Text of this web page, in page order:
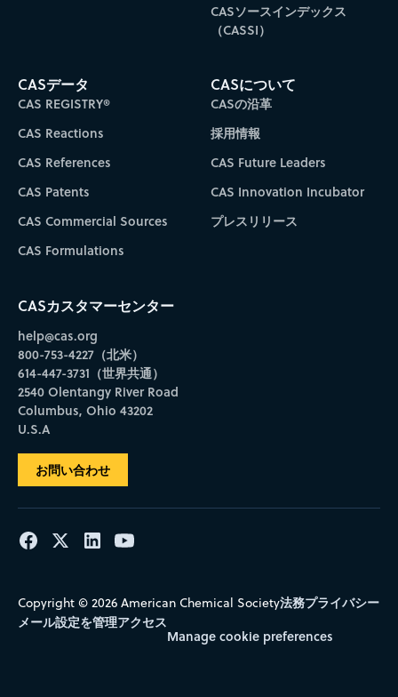
CASソースインデックス
（CASSI）
CASデータ
CAS REGISTRY®
CAS Reactions
CAS References
CAS Patents
CAS Commercial Sources
CAS Formulations
CASについて
CASの沿革
採用情報
CAS Future Leaders
CAS Innovation Incubator
プレスリリース
CASカスタマーセンター
help@cas.org
800-753-4227（北米）
614-447-3731（世界共通）
2540 Olentangy River Road
Columbus, Ohio 43202
U.S.A
お問い合わせ
Copyright © 2026 American Chemical Society法務プライバシー
メール設定を管理アクセス
Manage cookie preferences